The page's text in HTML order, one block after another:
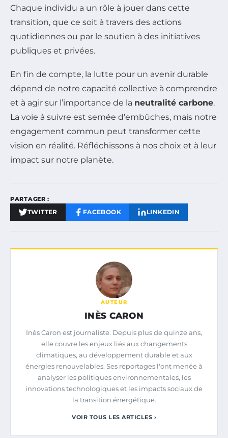
Chaque individu a un rôle à jouer dans cette
transition, que ce soit à travers des actions
quotidiennes ou par le soutien à des initiatives
publiques et privées.
En fin de compte, la lutte pour un avenir durable
dépend de notre capacité collective à comprendre
et à agir sur l’importance de la neutralité carbone.
La voie à suivre est semée d’embûches, mais notre
engagement commun peut transformer cette
vision en réalité. Réfléchissons à nos choix et à leur
impact sur notre planète.
PARTAGER :
TWITTER FACEBOOK LINKEDIN
AUTEUR
INÈS CARON
Inès Caron est journaliste. Depuis plus de quinze ans,
elle couvre les enjeux liés aux changements
climatiques, au développement durable et aux
énergies renouvelables. Ses reportages l'ont menée à
analyser les politiques environnementales, les
innovations technologiques et les impacts sociaux de
la transition énergétique.
VOIR TOUS LES ARTICLES ›